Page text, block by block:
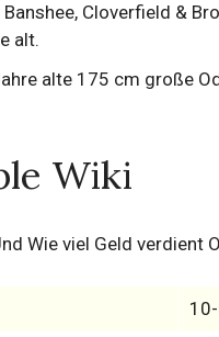
Cloverfield &
alt.
Wiki
Wie viel Geld verdient